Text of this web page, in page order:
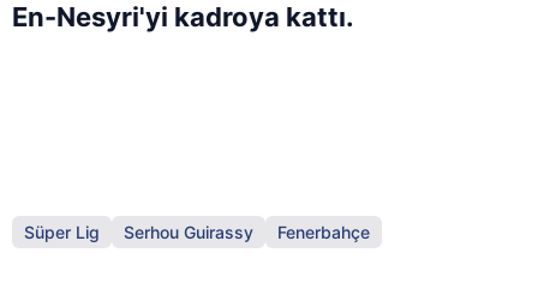
En-Nesyri'yi kadroya kattı.
Süper Lig Serhou Guirassy Fenerbahçe